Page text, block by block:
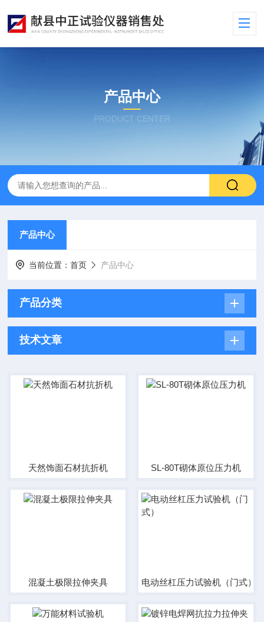
产品中心
PRODUCT CENTER
产品中心
当前位置：首页 产品中心
产品分类
技术文章
天然饰面石材抗折机 SL-80T砌体原位压力机
混凝土极限拉伸夹具 电动丝杠压力试验机（门式）